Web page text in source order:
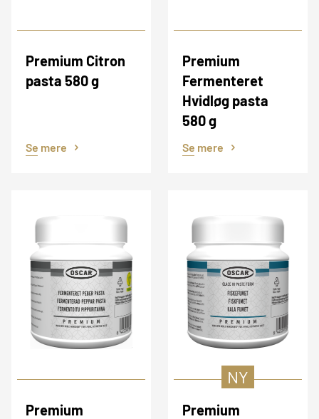
Premium Citron
pasta 580 g
Se mere
Premium
Fermenteret
Hvidløg pasta
580 g
Se mere
Premium
NY
Premium